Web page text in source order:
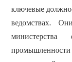
ключевые
ведомствах.